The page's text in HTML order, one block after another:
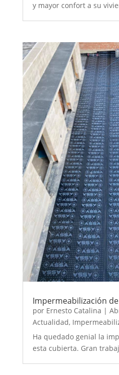
y mayor confort a su
Impermeabilización
por Ernesto Catalina |
Actualidad,
Ha quedado genial la
esta cubierta. Gran